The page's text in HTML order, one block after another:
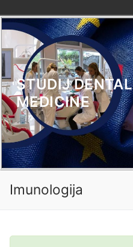
Skip
content
STUDIJ
MEDICINE
Search for:
Imunologija